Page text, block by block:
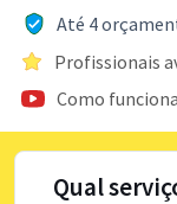
Até 4
Profissionais
Como
Qual